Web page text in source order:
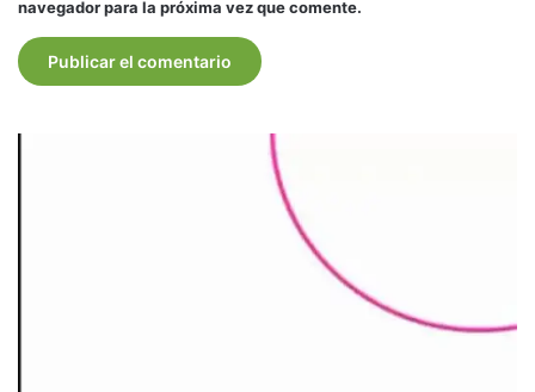
navegador para la próxima vez que comente.